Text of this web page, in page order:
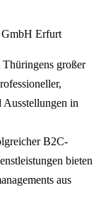
Erfurt
Thüringens großer
Ausstellungen in
B2C-
bieten
aus